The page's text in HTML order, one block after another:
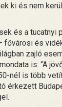
ki és nem
és a tucatnyi
és
zajló
is: “A
nél is több
érkezett